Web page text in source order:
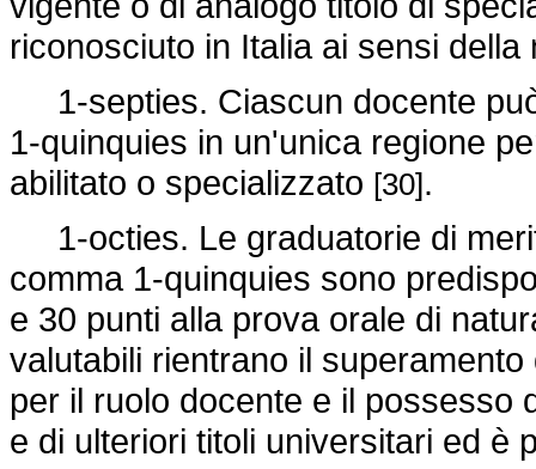
riconosciuto in Italia ai sensi
1-septies. Ciascun docente
1-quinquies in un'unica regione
abilitato o specializzato [30].
1-octies. Le graduatorie di
comma 1-quinquies sono
e 30 punti alla prova orale di
valutabili rientrano il
per il ruolo docente e il possesso
e di ulteriori titoli universitari ed è